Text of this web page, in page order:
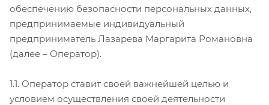
обеспечению безопасности персональных данных,
предпринимаемые индивидуальный
предприниматель Лазарева Маргарита Романовна
(далее – Оператор).
1.1. Оператор ставит своей важнейшей целью и
условием осуществления своей деятельности